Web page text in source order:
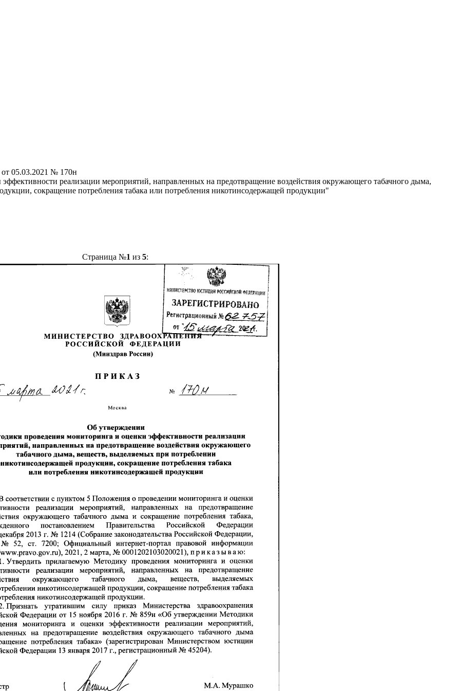
05.03.2021 № 170н
реализации мероприятий, направленных на предотвращение воздействия окружающего табачного дыма,
сокращение потребления табака или потребления никотинсодержащей продукции"
Страница №1 из 5: